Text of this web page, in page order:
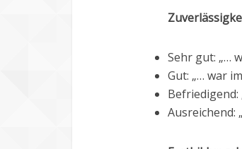
Sehr gut: „…
Gut: „… war
Ausreichend: